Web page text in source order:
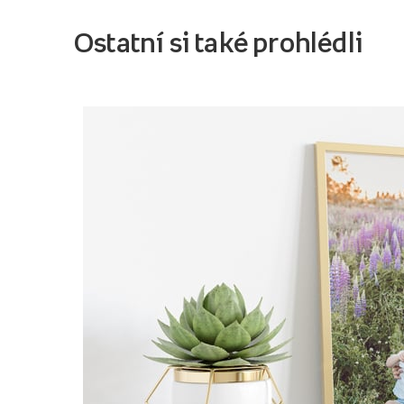
Ostatní si také prohlédli